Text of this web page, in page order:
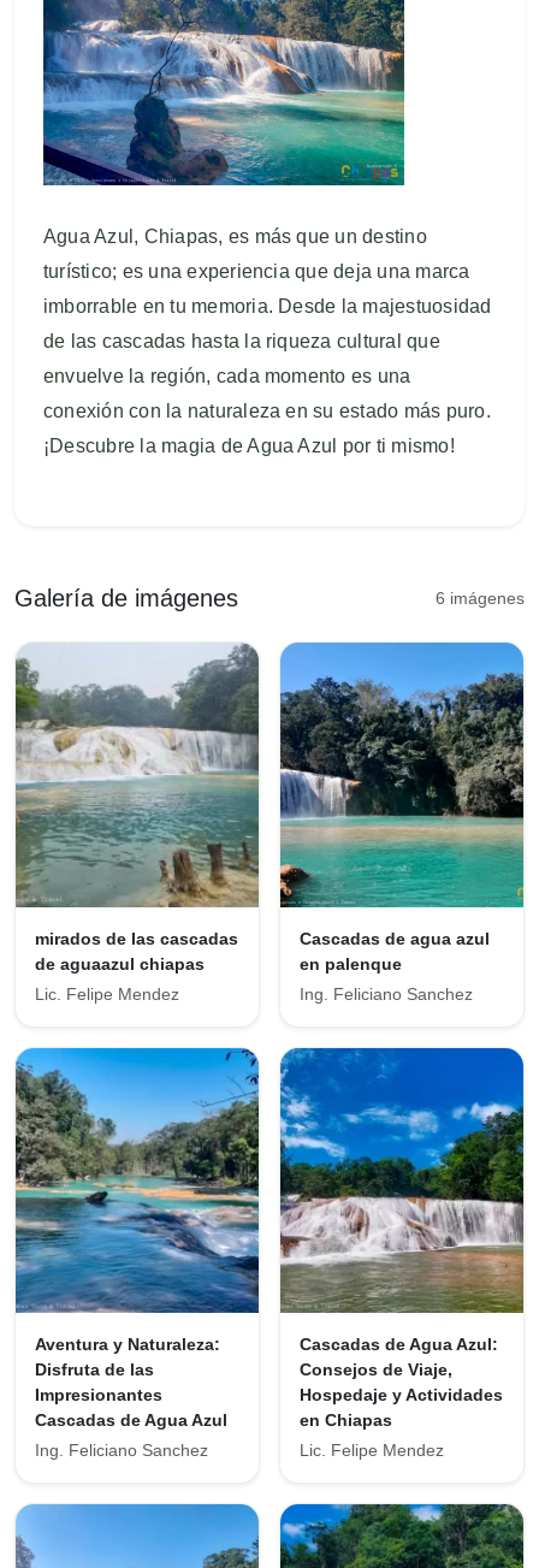
Agua Azul, Chiapas, es más que un destino
turístico; es una experiencia que deja una marca
imborrable en tu memoria. Desde la majestuosidad
de las cascadas hasta la riqueza cultural que
envuelve la región, cada momento es una
conexión con la naturaleza en su estado más puro.
¡Descubre la magia de Agua Azul por ti mismo!
Galería de imágenes 6 imágenes
mirados de las cascadas
de aguaazul chiapas
Lic. Felipe Mendez
Cascadas de agua azul
en palenque
Ing. Feliciano Sanchez
Aventura y Naturaleza:
Disfruta de las
Impresionantes
Cascadas de Agua Azul
Ing. Feliciano Sanchez
Cascadas de Agua Azul:
Consejos de Viaje,
Hospedaje y Actividades
en Chiapas
Lic. Felipe Mendez